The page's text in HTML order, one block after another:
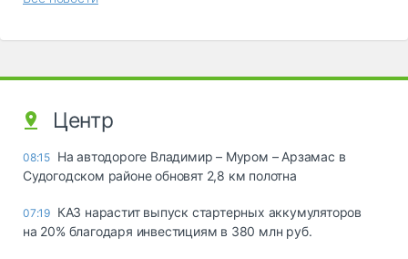
Центр
08:15 На автодороге Владимир – Муром – Арзамас в
Судогодском районе обновят 2,8 км полотна
07:19 КАЗ нарастит выпуск стартерных аккумуляторов
на 20% благодаря инвестициям в 380 млн руб.